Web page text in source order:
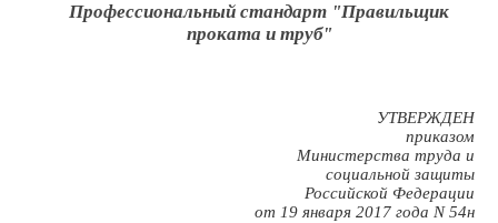
Профессиональный стандарт "Правильщик
проката и труб"
УТВЕРЖДЕН
приказом
Министерства труда и
социальной защиты
Российской Федерации
от 19 января 2017 года N 54н